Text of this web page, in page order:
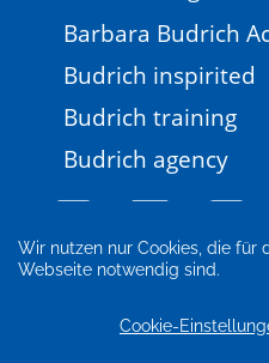
Wir nutzen nur Cookies, die für
Webseite notwendig sind.
Cookie-
Barbara Budrich
Budrich inspirited
Budrich training
Budrich agency
Impressum
Datenschutz